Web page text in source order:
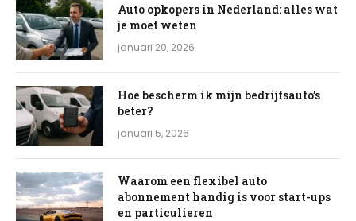
Auto opkopers in Nederland: alles wat
je moet weten
januari 20, 2026
Hoe bescherm ik mijn bedrijfsauto’s
beter?
januari 5, 2026
Waarom een flexibel auto
abonnement handig is voor start-ups
en particulieren